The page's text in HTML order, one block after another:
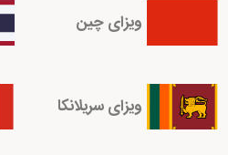
ویزای چین
ویزای سریلانکا